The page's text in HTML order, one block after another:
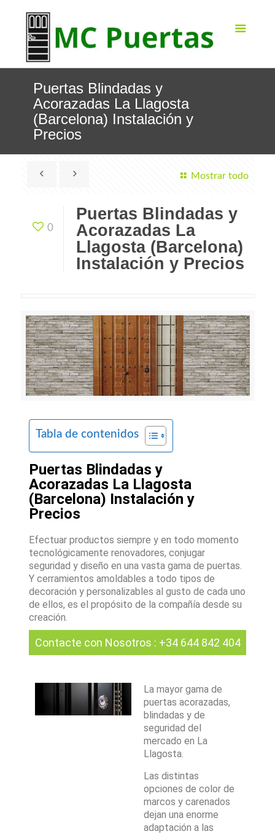
Puertas Blindadas y
Acorazadas La Llagosta
(Barcelona) Instalación y
Precios
Mostrar todo
0
Puertas Blindadas y
Acorazadas La
Llagosta (Barcelona)
Instalación y Precios
Tabla de contenidos
Puertas Blindadas y
Acorazadas La Llagosta
(Barcelona) Instalación y
Precios
Efectuar productos siempre y en todo momento
tecnológicamente renovadores, conjugar
seguridad y diseño en una vasta gama de puertas.
Y cerramientos amoldables a todo tipos de
decoración y personalizables al gusto de cada uno
de ellos, es el propósito de la compañía desde su
creación.
Contacte con Nosotros : +34 644 842 404
La mayor gama de
puertas acorazadas,
blindadas y de
seguridad del
mercado en La
Llagosta.
Las distintas
opciones de color de
marcos y carenados
dejan una enorme
adaptación a las